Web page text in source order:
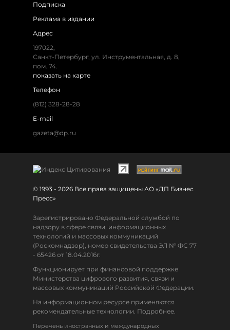
Подписка
Реклама в издании
Адрес
197022,
Санкт-Петербург, ул. Инструментальная, д. 8,
пом. 74.
показать на карте
Телефон
(812) 328-28-28
E-mail
gazeta@dp.ru
© 1993 - 2026 Все права защищены АО «ДП Бизнес
Пресс»
Зарегистрировано Федеральной службой по
надзору в сфере связи, информационных
технологий и массовых коммуникаций
(Роскомнадзор), номер свидетельства ЭЛ № ФС 77
- 65426 от 18.04.2016г.
Функционирует при финансовой поддержке
Министерства цифрового развития, связи и
массовых коммуникаций Российской Федерации.
На информационном ресурсе применяются
рекомендательные технологии. Подробнее.
Перечень иностранных и международных